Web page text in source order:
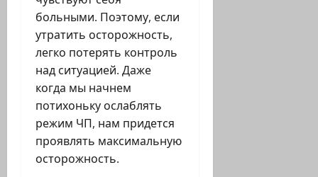
больными. Поэтому, если
утратить осторожность,
легко потерять контроль
над ситуацией. Даже
когда мы начнем
потихоньку ослаблять
режим ЧП, нам придется
проявлять максимальную
осторожность.